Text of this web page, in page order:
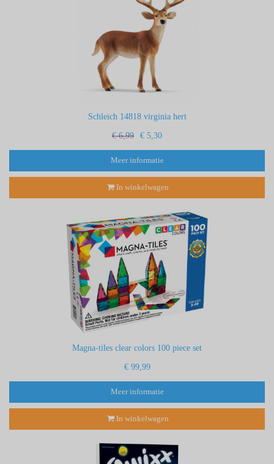
Schleich 14818 virginia hert
€ 6,99 € 5,30
Meer informatie
In winkelwagen
Magna-tiles clear colors 100 piece set
€ 99,99
Meer informatie
In winkelwagen